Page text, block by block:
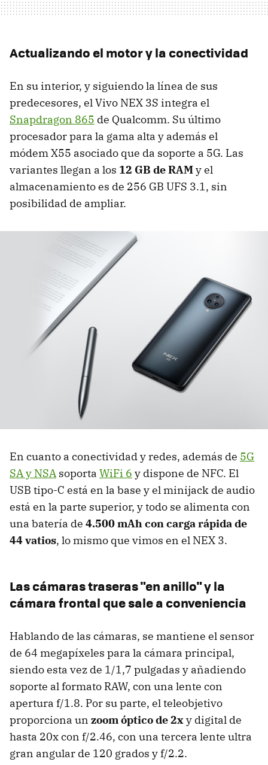
Actualizando el motor y la conectividad
En su interior, y siguiendo la línea de sus
predecesores, el Vivo NEX 3S integra el
Snapdragon 865 de Qualcomm. Su último
procesador para la gama alta y además el
módem X55 asociado que da soporte a 5G. Las
variantes llegan a los 12 GB de RAMy el
almacenamiento es de 256 GB UFS 3.1, sin
posibilidad de ampliar.
En cuanto a conectividad y redes, además de 5G
SA y NSA soporta WiFi 6 y dispone de NFC. El
USB tipo-C está en la base y el minijack de audio
está en la parte superior, y todo se alimenta con
una batería de 4.500 mAh con carga rápida de
44 vatios, lo mismo que vimos en el NEX 3.
Las cámaras traseras "en anillo" y la
cámara frontal que sale a conveniencia
Hablando de las cámaras, se mantiene el sensor
de 64 megapíxeles para la cámara principal,
siendo esta vez de 1/1,7 pulgadas y añadiendo
soporte al formato RAW, con una lente con
apertura f/1.8. Por su parte, el teleobjetivo
proporciona un zoom óptico de 2xy digital de
hasta 20x con f/2.46, con una tercera lente ultra
gran angular de 120 grados y f/2.2.